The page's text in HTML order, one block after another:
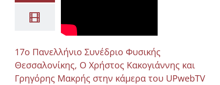
17ο Πανελλήνιο Συνέδριο Φυσικής
Θεσσαλονίκης, Ο Χρήστος Κακογιάννης και
Γρηγόρης Μακρής στην κάμερα του UPwebTV